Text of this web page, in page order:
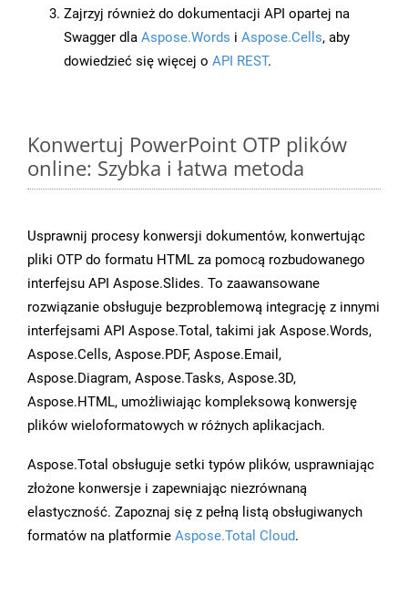
Zajrzyj również do dokumentacji API opartej na
Swagger dla Aspose.Words i Aspose.Cells, aby
dowiedzieć się więcej o API REST.
Konwertuj PowerPoint OTP plików
online: Szybka i łatwa metoda
Usprawnij procesy konwersji dokumentów, konwertując
pliki OTP do formatu HTML za pomocą rozbudowanego
interfejsu API Aspose.Slides. To zaawansowane
rozwiązanie obsługuje bezproblemową integrację z innymi
interfejsami API Aspose.Total, takimi jak Aspose.Words,
Aspose.Cells, Aspose.PDF, Aspose.Email,
Aspose.Diagram, Aspose.Tasks, Aspose.3D,
Aspose.HTML, umożliwiając kompleksową konwersję
plików wieloformatowych w różnych aplikacjach.
Aspose.Total obsługuje setki typów plików, usprawniając
złożone konwersje i zapewniając niezrównaną
elastyczność. Zapoznaj się z pełną listą obsługiwanych
formatów na platformie Aspose.Total Cloud.